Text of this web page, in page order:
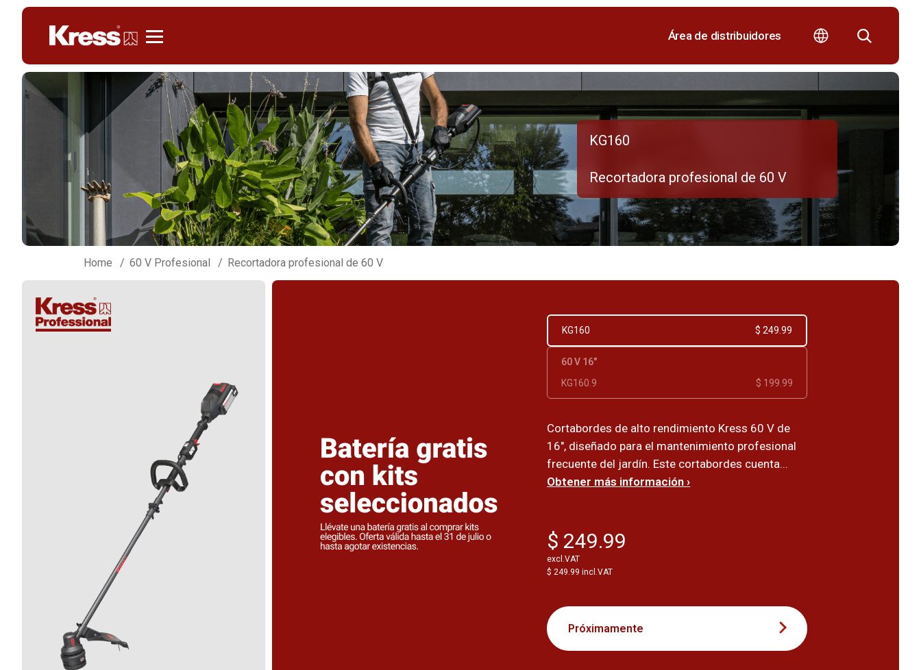
Área de distribuidores
KG160
Recortadora profesional de 60 V
Home 60 V Profesional Recortadora profesional de 60 V
KG160 $ 249.99
60 V 16"
KG160.9
$ 199.99
Cortabordes de alto rendimiento Kress 60 V de
16", diseñado para el mantenimiento profesional
frecuente del jardín. Este cortabordes cuenta...
Obtener más información ›
$ 249.99
excl.VAT
$ 249.99 incl.VAT
Próximamente